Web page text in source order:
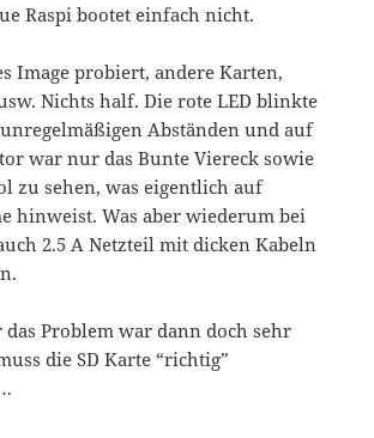
Raspi bootet einfach nicht.
Image probiert, andere Karten,
Nichts half. Die rote LED blinkte
Abständen und auf
war nur das Bunte Viereck sowie
zu sehen, was eigentlich auf
hinweist. Was aber wiederum bei
2.5 A Netzteil mit dicken Kabeln
Problem war dann doch sehr
die SD Karte “richtig”